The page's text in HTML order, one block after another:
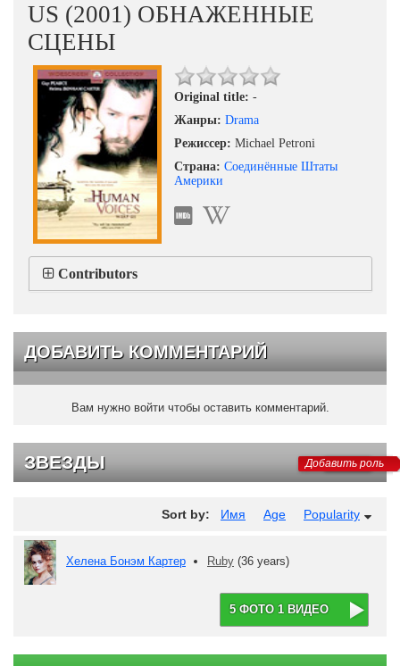
US (2001) ОБНАЖЕННЫЕ
СЦЕНЫ
Original title: -
Жанры: Drama
Режиссер: Michael Petroni
Страна: Соединённые Штаты
Америки
Contributors
ДОБАВИТЬ КОММЕНТАРИЙ
Вам нужно войти чтобы оставить комментарий.
ЗВЕЗДЫ Добавить роль
Sort by: Имя Age Popularity
Хелена Бонэм Картер Ruby (36 years)
5 ФОТО 1 ВИДЕО